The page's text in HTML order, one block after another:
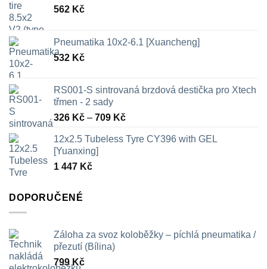
562 Kč
Pneumatika 10x2-6.1 [Xuancheng]
532 Kč
RS001-S sintrovaná brzdová destička pro Xtech
třmen - 2 sady
326 Kč – 709 KčRozpětí
326 Kč
12x2.5 Tubeless Tyre CY396 with GEL
[Yuanxing]
1 447 Kč
DOPORUČENÉ
Záloha za svoz koloběžky – píchlá pneumatika /
přezutí (Bílina)
799Kč